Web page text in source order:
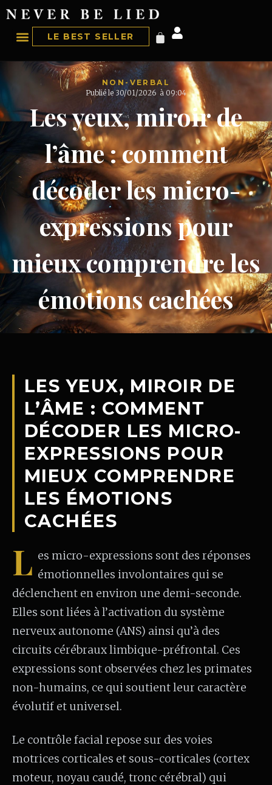
LE BEST SELLER
NON-VERBAL
Publié le 30/01/2026 à 09:04
Les yeux, miroir de
l’âme : comment
décoder les micro-
expressions pour
mieux comprendre les
émotions cachées
LES YEUX, MIROIR DE
L’ÂME : COMMENT
DÉCODER LES MICRO-
EXPRESSIONS POUR
MIEUX COMPRENDRE
LES ÉMOTIONS
CACHÉES
L es micro-expressions sont des réponses
émotionnelles involontaires qui se
déclenchent en environ une demi-seconde.
Elles sont liées à l’activation du système
nerveux autonome (ANS) ainsi qu’à des
circuits cérébraux limbique-préfrontal. Ces
expressions sont observées chez les primates
non-humains, ce qui soutient leur caractère
évolutif et universel.
Le contrôle facial repose sur des voies
motrices corticales et sous-corticales (cortex
moteur, noyau caudé, tronc cérébral) qui